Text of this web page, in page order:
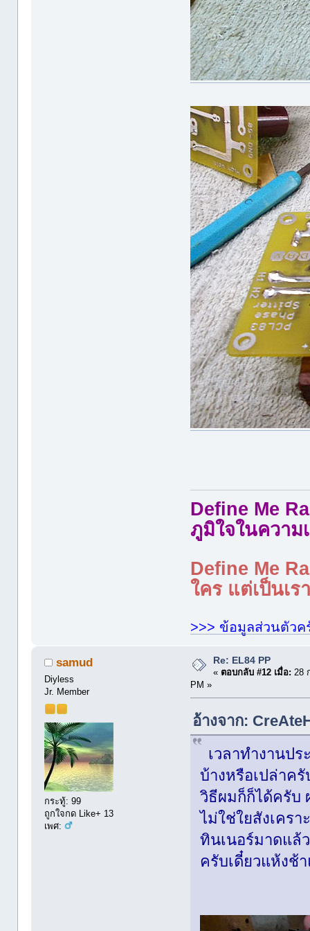
Define Me
ภูมิใจในความ
Define Me
ใคร แต่เป็นเ
>>> ข้อมูลส่วนตัวค
samud
Diyless
Jr. Member
กระทู้: 99
ถูกใจกด Like+ 13
เพศ:
Re: EL84 PP
« ตอบกลับ #12 เมื่อ: 28
PM »
อ้างจาก:
เวลาทำงานป
บ้างหรือเปล่าค
วิธีผมก็ก็ได้ครับ
ไม่ใช่ใยสังเคร
ทินเนอร์มาดแล้
ครับเดี๋ยวแห้งช้